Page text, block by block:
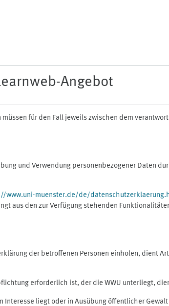
Angebot
für den Fall jeweils zwischen dem
und Verwendung personenbezogener Daten
www.uni-muenster.de/de/
aus den zur Verfügung stehenden
der betroffenen Personen einholen, dient
erforderlich ist, der die WWU unterliegt,
liegt oder in Ausübung öffentlicher